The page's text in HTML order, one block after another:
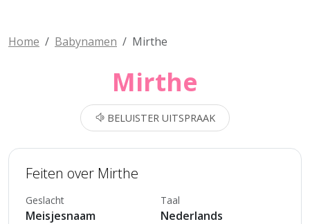
Home Babynamen Mirthe
Mirthe
BELUISTER UITSPRAAK
Feiten over Mirthe
Geslacht
Meisjesnaam
Taal
Nederlands